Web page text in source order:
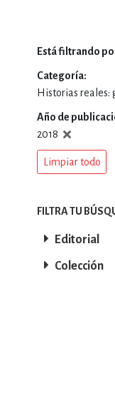
Está filtrando
Categoría
Historias reales:
Año de
2018
Limpiar todo
FILTRA TU
Editorial
Colección